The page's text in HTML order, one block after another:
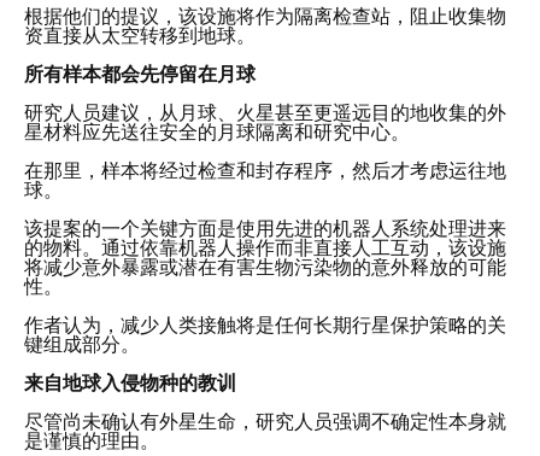
根据他们的提议，该设施将作为隔离检查站，阻止收集物
资直接从太空转移到地球。
所有样本都会先停留在月球
研究人员建议，从月球、火星甚至更遥远目的地收集的外
星材料应先送往安全的月球隔离和研究中心。
在那里，样本将经过检查和封存程序，然后才考虑运往地
球。
该提案的一个关键方面是使用先进的机器人系统处理进来
的物料。通过依靠机器人操作而非直接人工互动，该设施
将减少意外暴露或潜在有害生物污染物的意外释放的可能
性。
作者认为，减少人类接触将是任何长期行星保护策略的关
键组成部分。
来自地球入侵物种的教训
尽管尚未确认有外星生命，研究人员强调不确定性本身就
是谨慎的理由。